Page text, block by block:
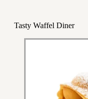
Tasty Waffel Diner